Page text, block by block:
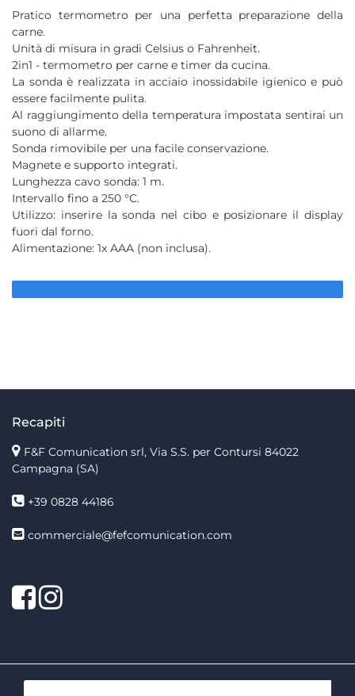
Pratico termometro per una perfetta preparazione della
carne.
Unità di misura in gradi Celsius o Fahrenheit.
2in1 - termometro per carne e timer da cucina.
La sonda è realizzata in acciaio inossidabile igienico e può
essere facilmente pulita.
Al raggiungimento della temperatura impostata sentirai un
suono di allarme.
Sonda rimovibile per una facile conservazione.
Magnete e supporto integrati.
Lunghezza cavo sonda: 1 m.
Intervallo fino a 250 °C.
Utilizzo: inserire la sonda nel cibo e posizionare il display
fuori dal forno.
Alimentazione: 1x AAA (non inclusa).
Recapiti
F&F Comunication srl, Via S.S. per Contursi 84022
Campagna (SA)
+39 0828 44186
commerciale@fefcomunication.com
Facebook
Twitter